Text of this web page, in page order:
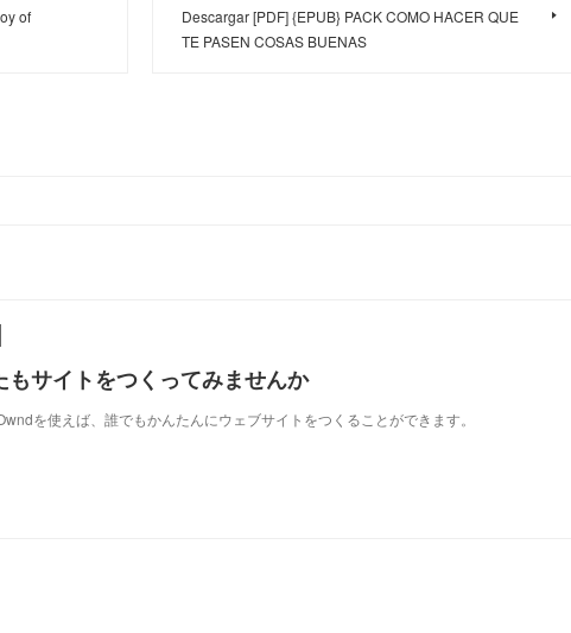
of
Descargar [PDF] {EPUB} PACK COMO HACER QUE
TE PASEN COSAS BUENAS
もサイトをつくってみませんか
を使えば、誰でもかんたんにウェブサイトをつくることができます。